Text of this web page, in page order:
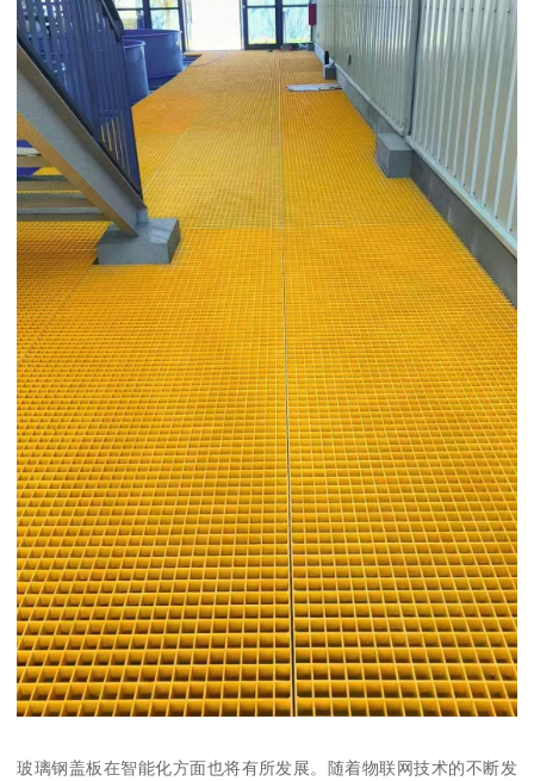
玻璃钢盖板在智能化方面也将有所发展。随着物联网技术的不断发